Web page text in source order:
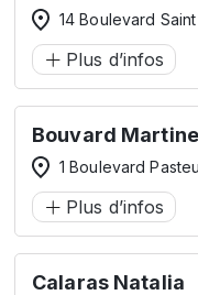
14 Boulevard
Plus d’infos
Bouvard Martine
1 Boulevard
Plus d’infos
Calaras Natalia